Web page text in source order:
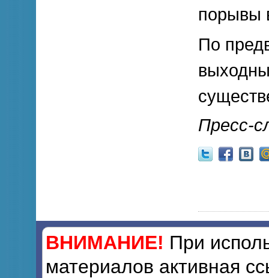
порывы
По
Пресс-
ВНИМАНИЕ! При
материалов активная